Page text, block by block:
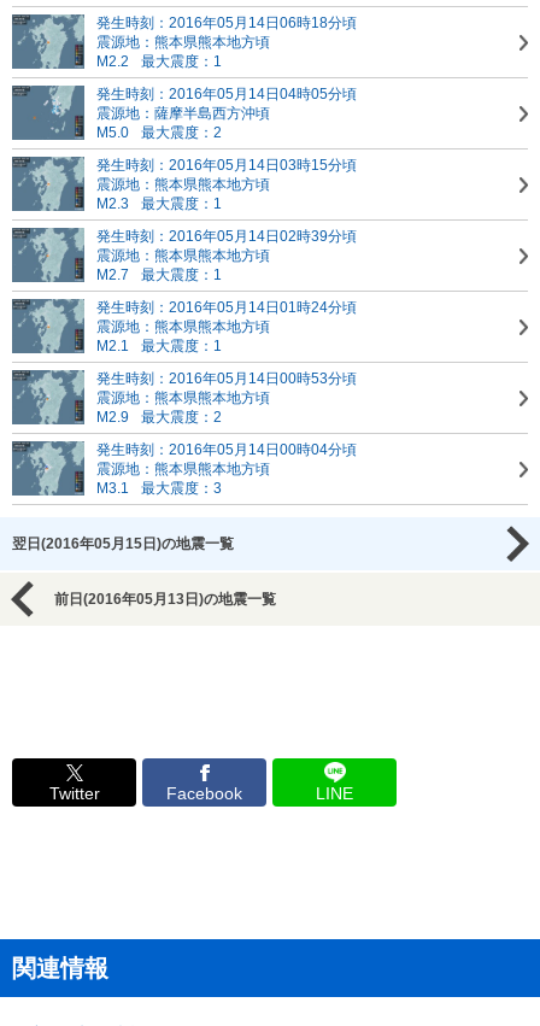
発生時刻：2016年05月14日06時18分頃
震源地：熊本県熊本地方頃
M2.2
最大震度：1
発生時刻：2016年05月14日04時05分頃
震源地：薩摩半島西方沖頃
M5.0
最大震度：2
発生時刻：2016年05月14日03時15分頃
震源地：熊本県熊本地方頃
M2.3
最大震度：1
発生時刻：2016年05月14日02時39分頃
震源地：熊本県熊本地方頃
M2.7
最大震度：1
発生時刻：2016年05月14日01時24分頃
震源地：熊本県熊本地方頃
M2.1
最大震度：1
発生時刻：2016年05月14日00時53分頃
震源地：熊本県熊本地方頃
M2.9
最大震度：2
発生時刻：2016年05月14日00時04分頃
震源地：熊本県熊本地方頃
M3.1
最大震度：3
翌日(2016年05月15日)の地震一覧
前日(2016年05月13日)の地震一覧
Twitter Facebook LINE
関連情報